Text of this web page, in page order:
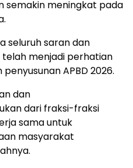
semakin meningkat pada
seluruh saran dan
menjadi perhatian
APBD 2026.
dan
dari fraksi-fraksi
sama untuk
masyarakat